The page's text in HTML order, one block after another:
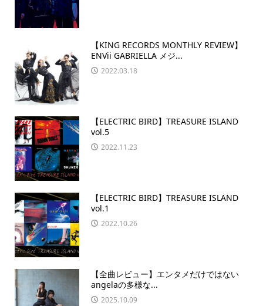
【KING RECORDS MONTHLY REVIEW】
ENVii GABRIELLA メジ...
2022.03.18
【ELECTRIC BIRD】TREASURE ISLAND
vol.5
2022.11.23
【ELECTRIC BIRD】TREASURE ISLAND
vol.1
2022.10.26
【全曲レビュー】エンタメだけではない
angelaの多様な...
2025.10.09